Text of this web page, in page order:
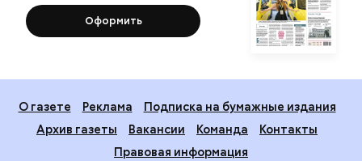
Оформить
О газете Реклама
Подписка на бумажные издания
Архив газеты
Вакансии Команда
Контакты
Правовая информация